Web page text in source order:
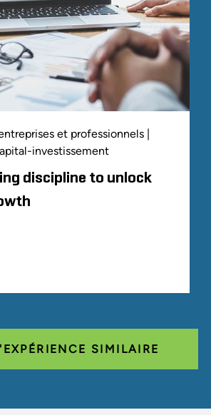
et professionnels |
investissement
discipline to unlock
SIMILAIRE